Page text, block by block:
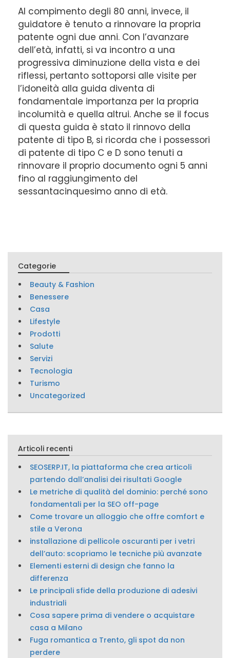
Al compimento degli 80 anni, invece, il
guidatore è tenuto a rinnovare la propria
patente ogni due anni. Con l’avanzare
dell’età, infatti, si va incontro a una
progressiva diminuzione della vista e dei
riflessi, pertanto sottoporsi alle visite per
l’idoneità alla guida diventa di
fondamentale importanza per la propria
incolumità e quella altrui. Anche se il focus
di questa guida è stato il rinnovo della
patente di tipo B, si ricorda che i possessori
di patente di tipo C e D sono tenuti a
rinnovare il proprio documento ogni 5 anni
fino al raggiungimento del
sessantacinquesimo anno di età.
Categorie
Beauty & Fashion
Benessere
Casa
Lifestyle
Prodotti
Salute
Servizi
Tecnologia
Turismo
Uncategorized
Articoli recenti
SEOSERP.IT, la piattaforma che crea articoli
partendo dall’analisi dei risultati Google
Le metriche di qualità del dominio: perché sono
fondamentali per la SEO off-page
Come trovare un alloggio che offre comfort e
stile a Verona
installazione di pellicole oscuranti per i vetri
dell’auto: scopriamo le tecniche più avanzate
Elementi esterni di design che fanno la
differenza
Le principali sfide della produzione di adesivi
industriali
Cosa sapere prima di vendere o acquistare
casa a Milano
Fuga romantica a Trento, gli spot da non
perdere